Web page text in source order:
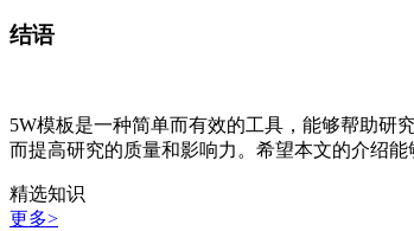
结语
5W模板是一种简单而有效的工具，能够帮助研
而提高研究的质量和影响力。希望本文的介绍
精选知识
更多>